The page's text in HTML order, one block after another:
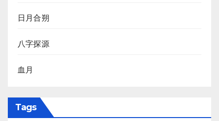
日月合朔
八字探源
血月
Tags